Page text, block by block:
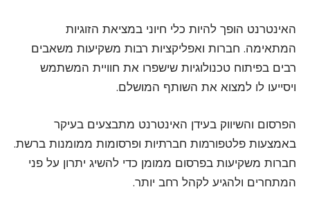
האינטרנט הופך להיות כלי חיוני במציאת הזוגיות
המתאימה. חברות ואפליקציות רבות משקיעות משאבים
רבים בפיתוח טכנולוגיות שישפרו את חוויית המשתמש
ויסייעו לו למצוא את השותף המושלם.
הפרסום והשיווק בעידן האינטרנט מתבצעים בעיקר
באמצעות פלטפורמות חברתיות ופרסומות ממומנות ברשת.
חברות משקיעות בפרסום ממומן כדי להשיג יתרון על פני
המתחרים ולהגיע לקהל רחב יותר.